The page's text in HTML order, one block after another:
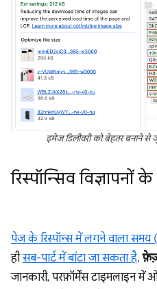
इमेज डिलीवरी को बेहतर बनाने से
रिस्पॉन्सिव
पेज के रिस्पॉन्स में लगने वाला
हीसब-पार्ट में बांटा जा सकता है.
जानकारी, परफ़ॉर्मेंस टाइमलाइन